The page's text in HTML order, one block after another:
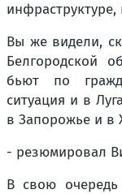
Вы же видели,
Белгородской
бьют по
ситуация и в
в Запорожье и в
- резюмировал
В свою очередь